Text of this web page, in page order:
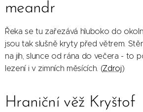
meandr
Řeka se tu zařezává hluboko do
jsou tak slušně kryty před větrem.
na jih, slunce od rána do večera - to
lezení i v zimních měsících. (Zdroj)
Hraniční věž Kryštof